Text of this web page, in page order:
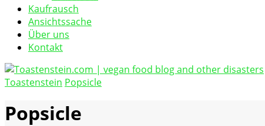
Kaufrausch
Ansichtssache
Über uns
Kontakt
Toastenstein.com
Toastenstein Popsicle
Popsicle